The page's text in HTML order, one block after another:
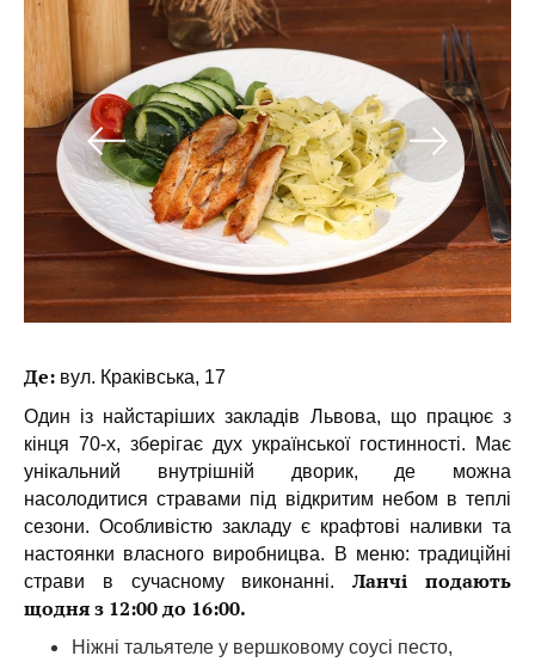
Де: вул. Краківська, 17
Один із найстаріших закладів Львова, що працює з
кінця 70-х, зберігає дух української гостинності. Має
унікальний внутрішній дворик, де можна
насолодитися стравами під відкритим небом в теплі
сезони. Особливістю закладу є крафтові наливки та
настоянки власного виробницва. В меню: традиційні
страви в сучасному виконанні.Ланчі подають
щодня з 12:00 до 16:00.
Ніжні тальятеле у вершковому соусі песто,